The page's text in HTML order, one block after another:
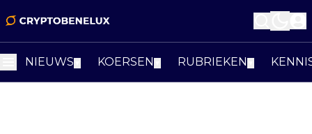
NIEUWS KOERSEN RUBRIEKEN